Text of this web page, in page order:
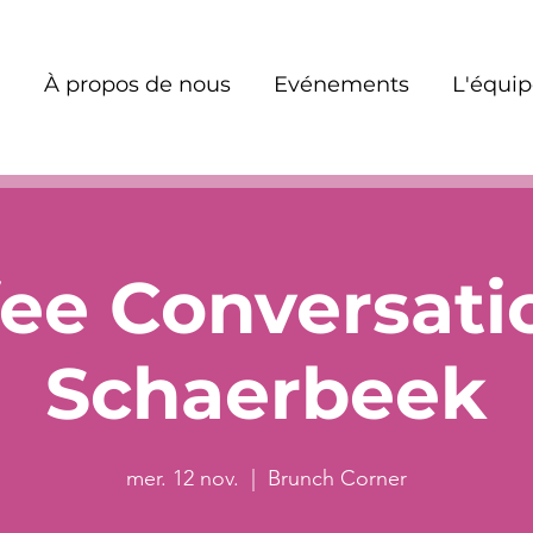
À propos de nous Evénements
Schaerbeek
mer. 12 nov.
  |
Brunch Corner